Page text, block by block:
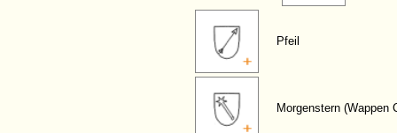
Pfeil
Morgenstern (Wappen